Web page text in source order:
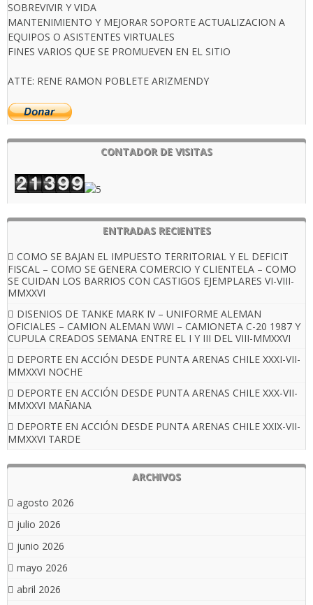
SOBREVIVIR Y VIDA
MANTENIMIENTO Y MEJORAR SOPORTE ACTUALIZACION A
EQUIPOS O ASISTENTES VIRTUALES
FINES VARIOS QUE SE PROMUEVEN EN EL SITIO
ATTE: RENE RAMON POBLETE ARIZMENDY
CONTADOR DE VISITAS
ENTRADAS RECIENTES
COMO SE BAJAN EL IMPUESTO TERRITORIAL Y EL DEFICIT
FISCAL – COMO SE GENERA COMERCIO Y CLIENTELA – COMO
SE CUIDAN LOS BARRIOS CON CASTIGOS EJEMPLARES VI-VIII-
MMXXVI
DISENIOS DE TANKE MARK IV – UNIFORME ALEMAN
OFICIALES – CAMION ALEMAN WWI – CAMIONETA C-20 1987 Y
CUPULA CREADOS SEMANA ENTRE EL I Y III DEL VIII-MMXXVI
DEPORTE EN ACCIÓN DESDE PUNTA ARENAS CHILE XXXI-VII-
MMXXVI NOCHE
DEPORTE EN ACCIÓN DESDE PUNTA ARENAS CHILE XXX-VII-
MMXXVI MAÑANA
DEPORTE EN ACCIÓN DESDE PUNTA ARENAS CHILE XXIX-VII-
MMXXVI TARDE
ARCHIVOS
agosto 2026
julio 2026
junio 2026
mayo 2026
abril 2026